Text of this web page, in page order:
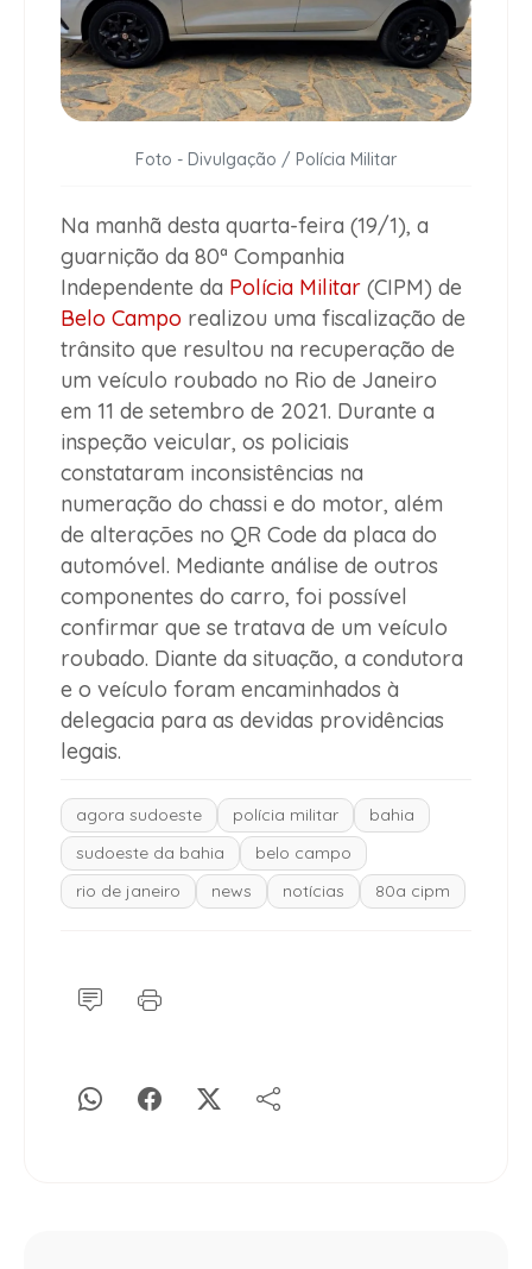
Foto - Divulgação / Polícia Militar
Na manhã desta quarta-feira (19/1), a
guarnição da 80ª Companhia
Independente da Polícia Militar (CIPM) de
Belo Campo realizou uma fiscalização de
trânsito que resultou na recuperação de
um veículo roubado no Rio de Janeiro
em 11 de setembro de 2021. Durante a
inspeção veicular, os policiais
constataram inconsistências na
numeração do chassi e do motor, além
de alterações no QR Code da placa do
automóvel. Mediante análise de outros
componentes do carro, foi possível
confirmar que se tratava de um veículo
roubado. Diante da situação, a condutora
e o veículo foram encaminhados à
delegacia para as devidas providências
legais.
agora sudoeste polícia militar
bahia
sudoeste da bahia
belo campo
rio de janeiro
news notícias 80a cipm